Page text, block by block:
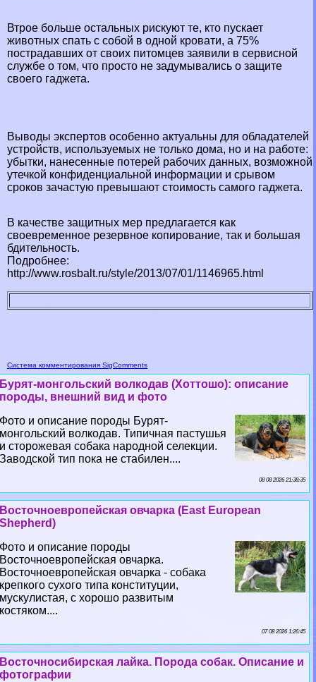
Втрое больше остальных рискуют те, кто пускает
животных спать с собой в одной кровати, а 75%
пострадавших от своих питомцев заявили в сервисной
службе о том, что просто не задумывались о защите
своего гаджета.
Выводы экспертов особенно актуальны для обладателей
устройств, используемых не только дома, но и на работе:
убытки, нанесенные потерей рабочих данных, возможной
утечкой конфиденциальной информации и срывом
сроков зачастую превышают стоимость самого гаджета.
В качестве защитных мер предлагается как
своевременное резервное копирование, так и большая
бдительность.
Подробнее:
http://www.rosbalt.ru/style/2013/07/01/1146965.html
Система комментирования SigComments
Бурят-монгольский волкодав (Хоттошо): описание
породы, внешний вид и фото
Фото и описание породы Бурят-
монгольский волкодав. Типичная пастушья
и сторожевая собака народной селекции.
Заводской тип пока не стабилен....
08 08 2026 21:38:35
Восточноевропейская овчарка (East European
Shepherd)
Фото и описание породы
Восточноевропейская овчарка.
Восточноевропейская овчарка - собака
крепкого сухого типа конституции,
мускулистая, с хорошо развитым
костяком....
07 08 2026 1:26:45
Восточносибирская лайка. Порода собак. Описание и
фотографии